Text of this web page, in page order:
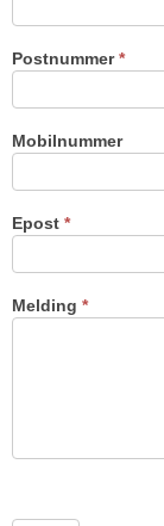
Postnummer*
Mobilnummer
Epost *
Melding *